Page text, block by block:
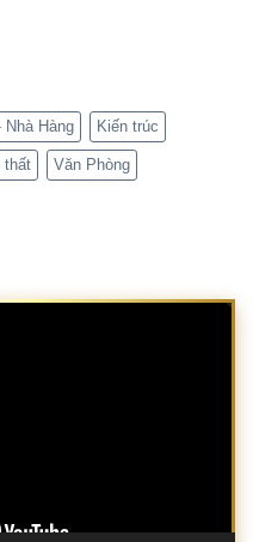
Nhà Hàng Kiến trúc
thất Văn Phòng